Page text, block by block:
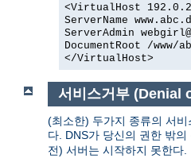
<VirtualHost
ServerName
ServerAdmin
DocumentRoot /www/
</VirtualHost>
서비스거부 (Denial
(최소한) 두가지 종류의 서
다. DNS가 당신의 권한 밖
전) 서버는 시작하지 못한다.